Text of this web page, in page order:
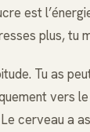
est
plus, tu
Tu as
vers
cerveau a